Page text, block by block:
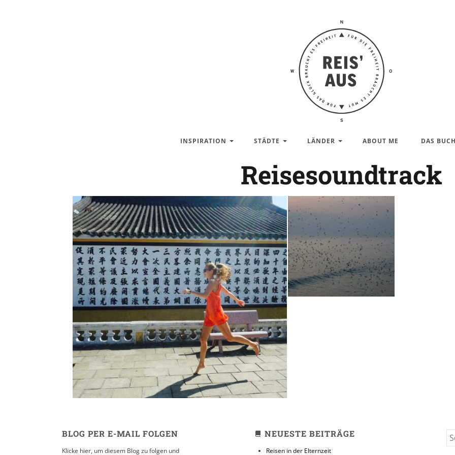
Reis'
aus –
Reiseblog
INSPIRATION STÄDTE LÄNDER ABOUT ME DAS BUCH
Reisesoundtrack
Reisesoundtrack // The Happy
Dance
31. MAI 2017
Reisesoundtrack
// Endless Sky
19. MAI 2017
BLOG PER E-MAIL FOLGEN
Klicke hier, um diesem Blog zu folgen und
NEUESTE BEITRÄGE
Reisen in der Elternzeit